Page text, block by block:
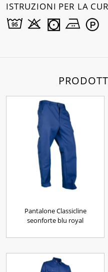
ISTRUZIONI PER LA
Pantalone Classicline
seonforte blu royal